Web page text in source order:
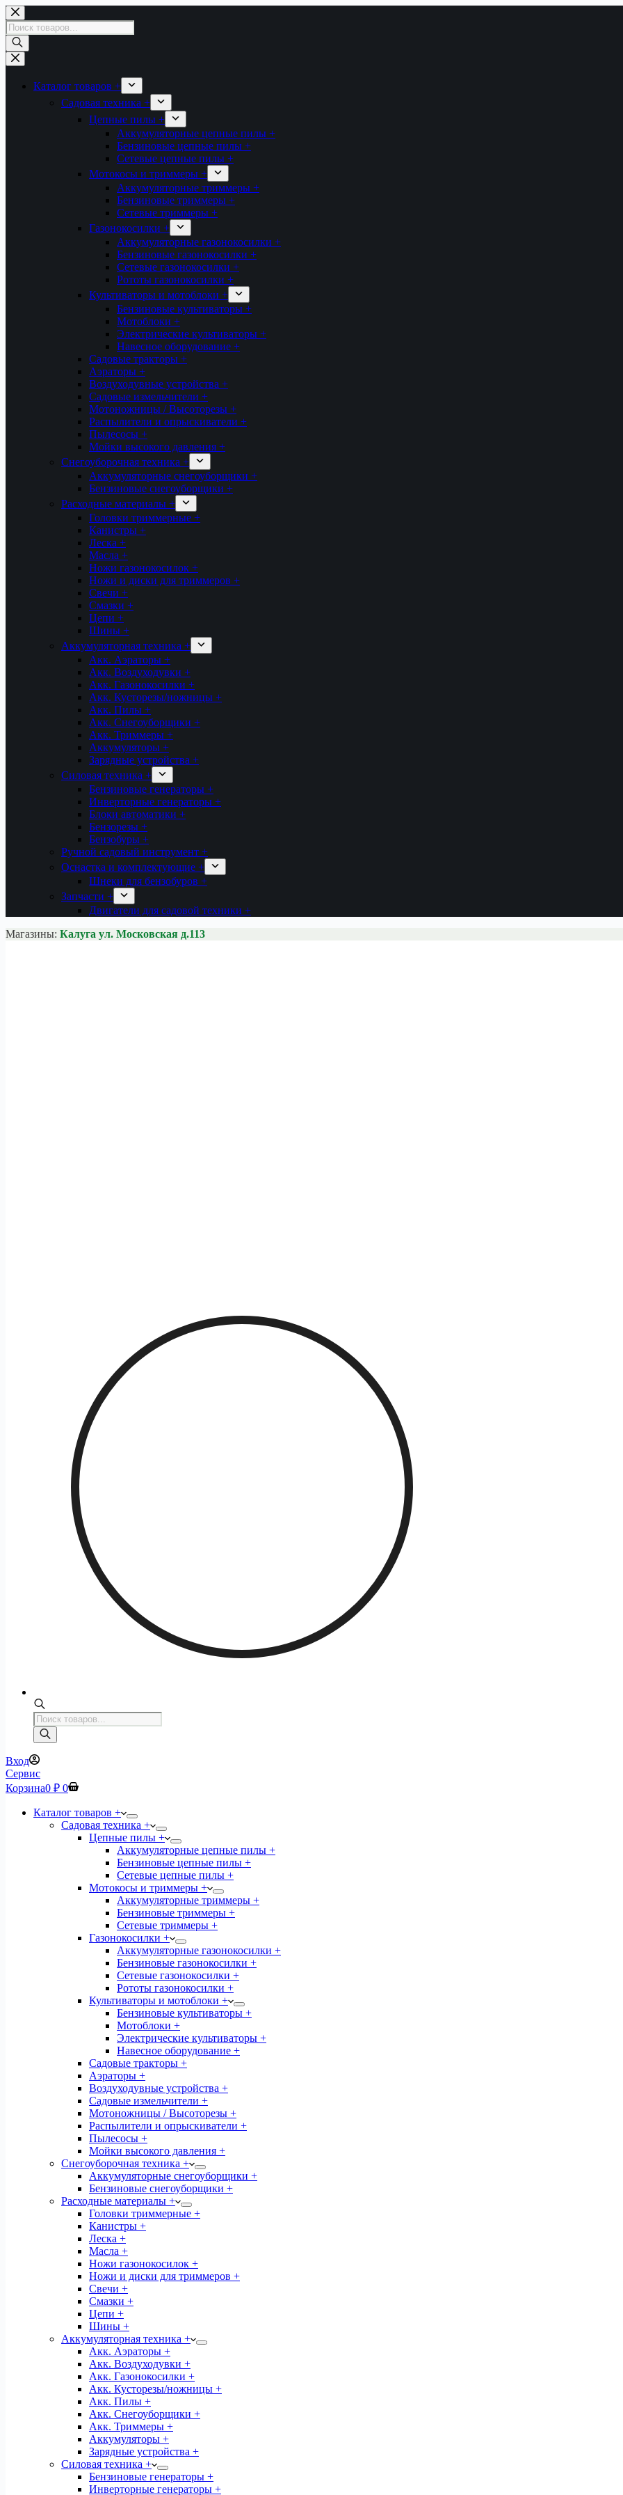
Перейти
к
сути
Поиск
товаров
Каталог товаров +
Садовая техника +
Цепные пилы +
Аккумуляторные цепные пилы +
Бензиновые цепные пилы +
Сетевые цепные пилы +
Мотокосы и триммеры +
Аккумуляторные триммеры +
Бензиновые триммеры +
Сетевые триммеры +
Газонокосилки +
Аккумуляторные газонокосилки +
Бензиновые газонокосилки +
Сетевые газонокосилки +
Рототы газонокосилки +
Культиваторы и мотоблоки +
Бензиновые культиваторы +
Мотоблоки +
Электрические культиваторы +
Навесное оборудование +
Садовые тракторы +
Аэраторы +
Воздуходувные устройства +
Садовые измельчители +
Мотоножницы / Высоторезы +
Распылители и опрыскиватели +
Пылесосы +
Мойки высокого давления +
Снегоуборочная техника +
Аккумуляторные снегоуборщики +
Бензиновые снегоуборщики +
Расходные материалы +
Головки триммерные +
Канистры +
Леска +
Масла +
Ножи газонокосилок +
Ножи и диски для триммеров +
Свечи +
Смазки +
Цепи +
Шины +
Аккумуляторная техника +
Акк. Аэраторы +
Акк. Воздуходувки +
Акк. Газонокосилки +
Акк. Кусторезы/ножницы +
Акк. Пилы +
Акк. Снегоуборщики +
Акк. Триммеры +
Аккумуляторы +
Зарядные устройства +
Силовая техника +
Бензиновые генераторы +
Инверторные генераторы +
Блоки автоматики +
Бензорезы +
Бензобуры +
Ручной садовый инструмент +
Оснастка и комплектующие +
Шнеки для бензобуров +
Запчасти +
Двигатели для садовой техники +
Магазины: Калуга ул. Московская д.113
Поиск
товаров
Вход
Сервис
Корзина0 ₽ 0
Каталог товаров +
Садовая техника +
Цепные пилы +
Аккумуляторные цепные пилы +
Бензиновые цепные пилы +
Сетевые цепные пилы +
Мотокосы и триммеры +
Аккумуляторные триммеры +
Бензиновые триммеры +
Сетевые триммеры +
Газонокосилки +
Аккумуляторные газонокосилки +
Бензиновые газонокосилки +
Сетевые газонокосилки +
Рототы газонокосилки +
Культиваторы и мотоблоки +
Бензиновые культиваторы +
Мотоблоки +
Электрические культиваторы +
Навесное оборудование +
Садовые тракторы +
Аэраторы +
Воздуходувные устройства +
Садовые измельчители +
Мотоножницы / Высоторезы +
Распылители и опрыскиватели +
Пылесосы +
Мойки высокого давления +
Снегоуборочная техника +
Аккумуляторные снегоуборщики +
Бензиновые снегоуборщики +
Расходные материалы +
Головки триммерные +
Канистры +
Леска +
Масла +
Ножи газонокосилок +
Ножи и диски для триммеров +
Свечи +
Смазки +
Цепи +
Шины +
Аккумуляторная техника +
Акк. Аэраторы +
Акк. Воздуходувки +
Акк. Газонокосилки +
Акк. Кусторезы/ножницы +
Акк. Пилы +
Акк. Снегоуборщики +
Акк. Триммеры +
Аккумуляторы +
Зарядные устройства +
Силовая техника +
Бензиновые генераторы +
Инверторные генераторы +